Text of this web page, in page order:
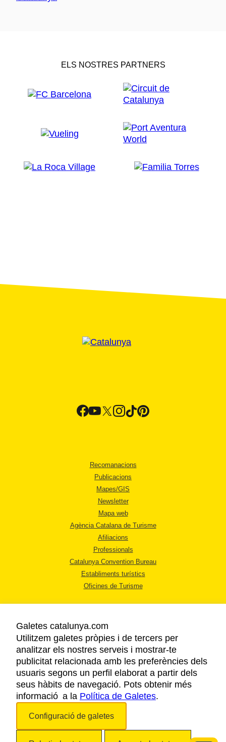
ELS NOSTRES PARTNERS
Recomanacions
Publicacions
Mapes/GIS
Newsletter
Mapa web
Agència Catalana de Turisme
Afiliacions
Professionals
Catalunya Convention Bureau
Establiments turístics
Oficines de Turisme
AVÍS LEGAL
POLÍTICA DE PRIVACITAT
COOKIES
ACCESSIBILITAT
Galetes catalunya.com
Utilitzem galetes pròpies i de tercers per
analitzar els nostres serveis i mostrar-te
publicitat relacionada amb les preferències dels
usuaris segons un perfil elaborat a partir dels
seus hàbits de navegació. Pots obtenir més
informació a la Política de Galetes.
Configuració de galetes